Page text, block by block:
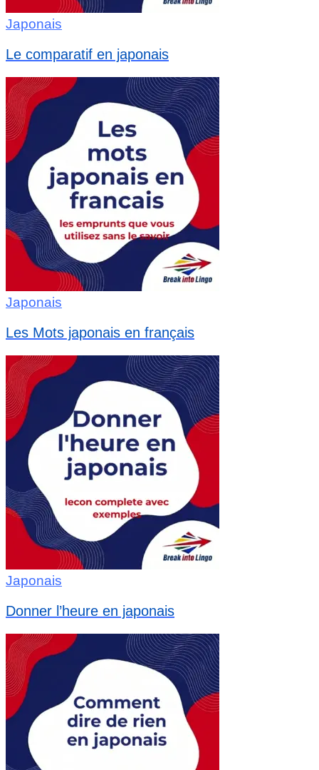
Japonais
Le comparatif en japonais
Japonais
Les Mots japonais en français
Japonais
Donner l’heure en japonais